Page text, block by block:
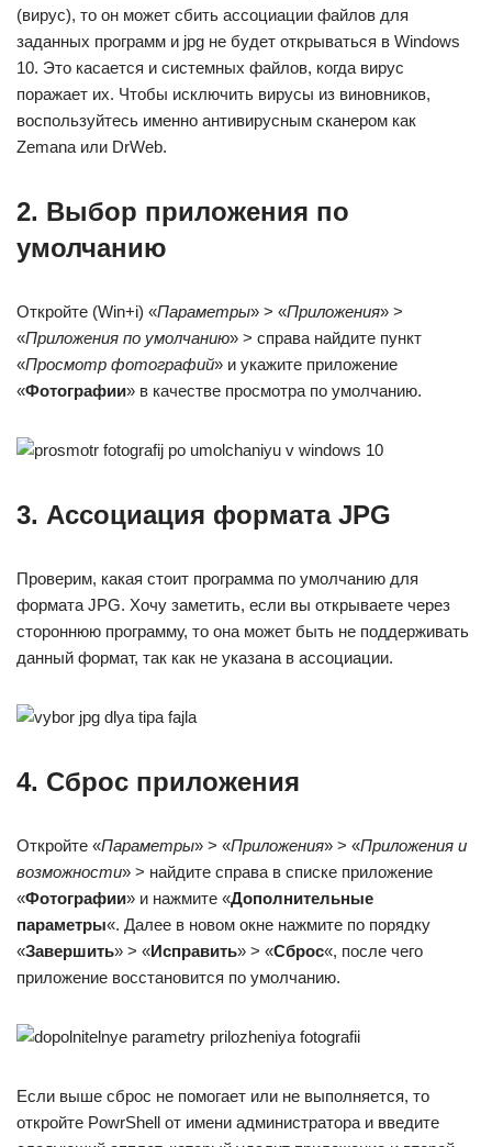
(вирус), то он может сбить ассоциации файлов для
заданных программ и jpg не будет открываться в Windows
10. Это касается и системных файлов, когда вирус
поражает их. Чтобы исключить вирусы из виновников,
воспользуйтесь именно антивирусным сканером как
Zemana или DrWeb.
2. Выбор приложения по
умолчанию
Откройте (Win+i) «Параметры» > «Приложения» >
«Приложения по умолчанию» > справа найдите пункт
«Просмотр фотографий» и укажите приложение
«Фотографии» в качестве просмотра по умолчанию.
3. Ассоциация формата JPG
Проверим, какая стоит программа по умолчанию для
формата JPG. Хочу заметить, если вы открываете через
стороннюю программу, то она может быть не поддерживать
данный формат, так как не указана в ассоциации.
4. Сброс приложения
Откройте «Параметры» > «Приложения» > «Приложения и
возможности» > найдите справа в списке приложение
«Фотографии» и нажмите «Дополнительные
параметры«. Далее в новом окне нажмите по порядку
«Завершить» > «Исправить» > «Сброс«, после чего
приложение восстановится по умолчанию.
Если выше сброс не помогает или не выполняется, то
откройте PowrShell от имени администратора и введите